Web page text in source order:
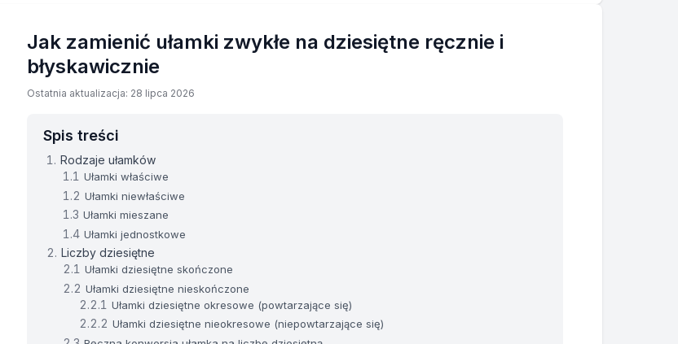
Jak zamienić ułamki zwykłe na dziesiętne ręcznie i
błyskawicznie
Ostatnia aktualizacja: 28 lipca 2026
Spis treści
Rodzaje ułamków
Ułamki właściwe
Ułamki niewłaściwe
Ułamki mieszane
Ułamki jednostkowe
Liczby dziesiętne
Ułamki dziesiętne skończone
Ułamki dziesiętne nieskończone
Ułamki dziesiętne okresowe (powtarzające się)
Ułamki dziesiętne nieokresowe (niepowtarzające się)